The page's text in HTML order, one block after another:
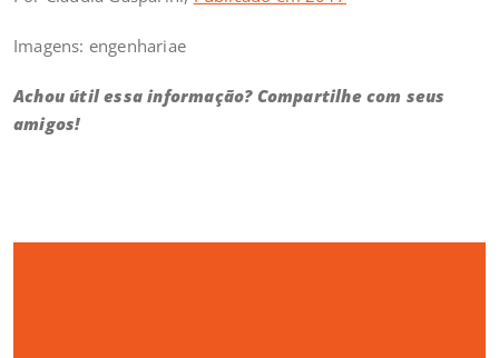
Imagens: engenhariae
Achou útil essa informação? Compartilhe com seus
amigos!